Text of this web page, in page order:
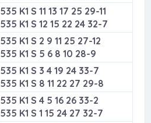
535 K1 S 11 13 17 25 29-11
535 K1 S 12 15 22 24 32-7
535 K1 S 2 9 11 25 27-12
535 K1 S 5 6 8 10 28-9
535 K1 S 3 4 19 24 33-7
535 K1 S 8 11 22 27 29-8
535 K1 S 4 5 16 26 33-2
535 K1 S 1 15 24 27 32-7